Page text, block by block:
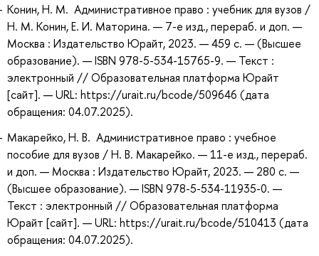
Конин, Н. М. Административное право : учебник для вузов /
Н. М. Конин, Е. И. Маторина. — 7-е изд., перераб. и доп. —
Москва : Издательство Юрайт, 2023. — 459 с. — (Высшее
образование). — ISBN 978-5-534-15765-9. — Текст :
электронный // Образовательная платформа Юрайт
[сайт]. — URL: https://urait.ru/bcode/509646 (дата
обращения: 04.07.2025).
Макарейко, Н. В. Административное право : учебное
пособие для вузов / Н. В. Макарейко. — 11-е изд., перераб.
и доп. — Москва : Издательство Юрайт, 2023. — 280 с. —
(Высшее образование). — ISBN 978-5-534-11935-0. —
Текст : электронный // Образовательная платформа
Юрайт [сайт]. — URL: https://urait.ru/bcode/510413 (дата
обращения: 04.07.2025).